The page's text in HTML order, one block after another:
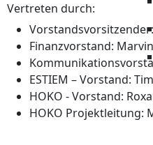
Vertreten durch:
Vorstandsvorsitzender:
Finanzvorstand: Marvin
ESTIEM – Vorstand:
HOKO - Vorstand:
HOKO Projektleitung: